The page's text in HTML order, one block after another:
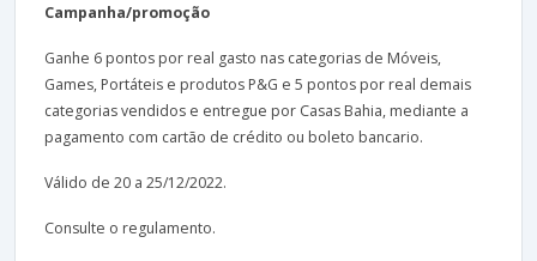
Campanha/promoção
Ganhe 6 pontos por real gasto nas categorias de Móveis,
Games, Portáteis e produtos P&G e 5 pontos por real demais
categorias vendidos e entregue por Casas Bahia, mediante a
pagamento com cartão de crédito ou boleto bancario.
Válido de 20 a 25/12/2022.
Consulte o regulamento.